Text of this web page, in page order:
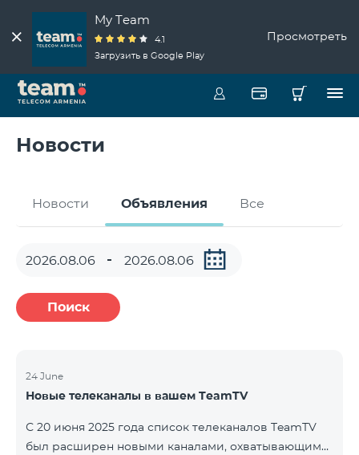
My Team
4.1
Загрузить в Google Play
Просмотреть
Новости
Новости Объявления Все
Поиск
24 June
Новые телеканалы в вашем TeamTV
С 20 июня 2025 года список телеканалов TeamTV
был расширен новыми каналами, охватывающими